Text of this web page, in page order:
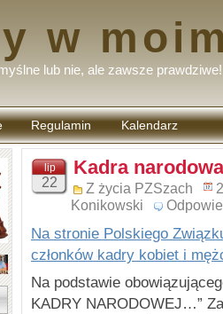
w
lub nie, ale zawsze prawdziwe!
Regulamin
komentarzy
Kalendarz
lip
22
Kadra
Z życia PZSzach
Konikowski
Na stronie Polskiego
członków kadry kobiet i
Na podstawie
KADRY NARODOWEJ…”